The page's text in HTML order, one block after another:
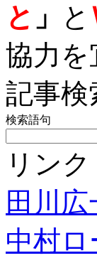
と 」 と
協力
記事検
検索語句
リンク
田川
中村